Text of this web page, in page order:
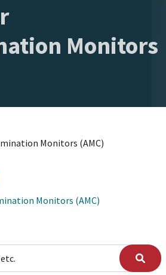
Monitors
Monitors (AMC)
Monitors (AMC)